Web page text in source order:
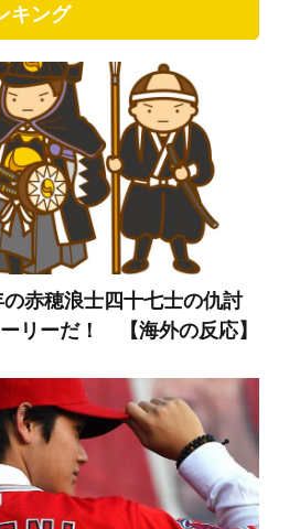
射！←「日
れてきてい
外の反
年間の出場権剥奪
や過去ワールドカ
ップ、オリンピッ
ク予選の記録削除
を要求するFIFA公
式制裁を海外メデ
ィアが報道！」
キング
赤穂浪士四十七士の仇討
リーだ！ 【海外の反応】